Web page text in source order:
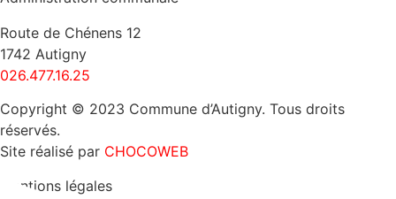
Route de Chénens 12
1742 Autigny
026.477.16.25
Copyright © 2023 Commune d’Autigny. Tous droits
réservés.
Site réalisé par CHOCOWEB
Mentions légales